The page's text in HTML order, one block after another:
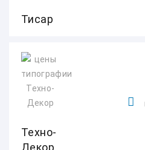
Тисар
Техно-
Декор